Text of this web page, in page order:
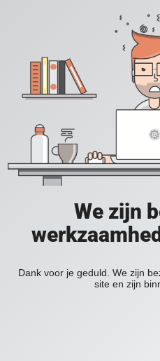
We zijn
Dank voor je geduld. We zijn
site en zijn